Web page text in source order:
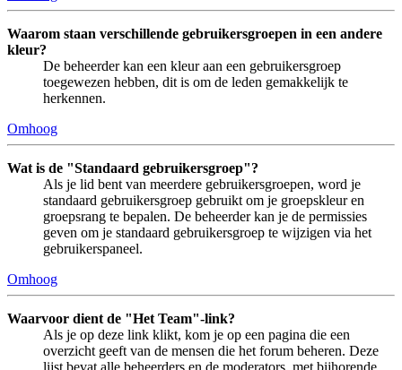
Waarom staan verschillende gebruikersgroepen in een andere
kleur?
De beheerder kan een kleur aan een gebruikersgroep
toegewezen hebben, dit is om de leden gemakkelijk te
herkennen.
Omhoog
Wat is de "Standaard gebruikersgroep"?
Als je lid bent van meerdere gebruikersgroepen, word je
standaard gebruikersgroep gebruikt om je groepskleur en
groepsrang te bepalen. De beheerder kan je de permissies
geven om je standaard gebruikersgroep te wijzigen via het
gebruikerspaneel.
Omhoog
Waarvoor dient de "Het Team"-link?
Als je op deze link klikt, kom je op een pagina die een
overzicht geeft van de mensen die het forum beheren. Deze